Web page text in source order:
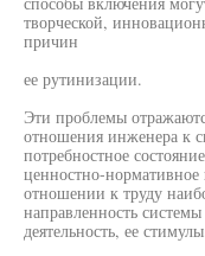
творческой,
причин
ее рутинизации.
Эти проблемы
отношения инженера к
потребностное
ценностно-нормативное
отношении к труду
направленность
деятельность, ее